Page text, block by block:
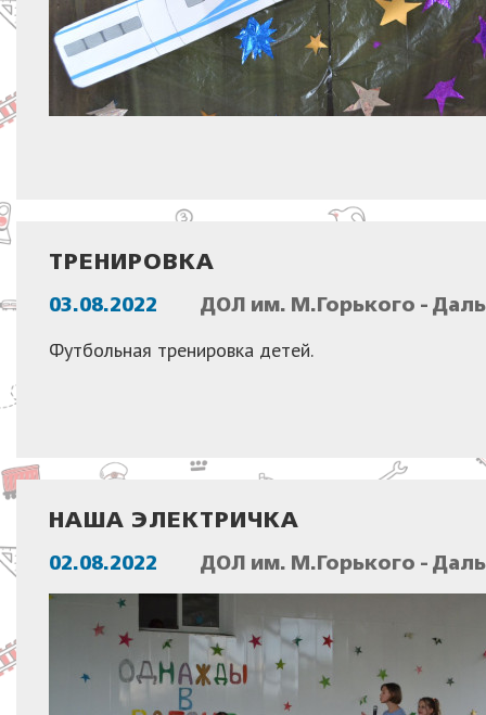
ТРЕНИРОВКА
03.08.2022 ДОЛ им. М.Горького -
Футбольная тренировка детей.
НАША ЭЛЕКТРИЧКА
02.08.2022 ДОЛ им. М.Горького -